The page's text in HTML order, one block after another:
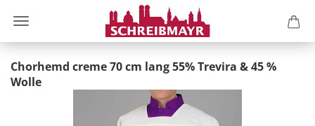
Chorhemd creme 70 cm lang 55% Trevira & 45 %
Wolle